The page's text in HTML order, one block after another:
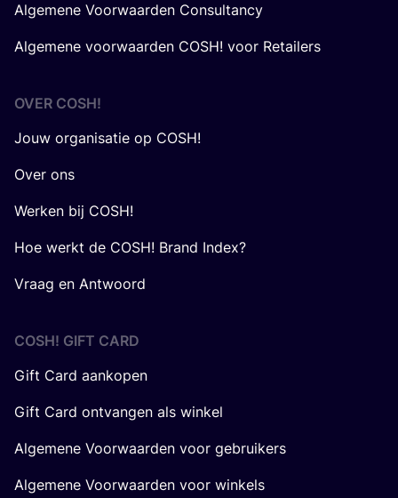
Algemene Voorwaarden Consultancy
Algemene voorwaarden COSH! voor Retailers
OVER COSH!
Jouw organisatie op COSH!
Over ons
Werken bij COSH!
Hoe werkt de COSH! Brand Index?
Vraag en Antwoord
COSH! GIFT CARD
Gift Card aankopen
Gift Card ontvangen als winkel
Algemene Voorwaarden voor gebruikers
Algemene Voorwaarden voor winkels